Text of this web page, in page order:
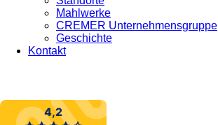
Mahlwerke
CREMER Unternehmensgruppe
Geschichte
Kontakt